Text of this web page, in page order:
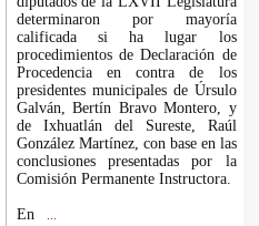
determinaron por mayoría
calificada si ha lugar los
procedimientos de Declaración de
Procedencia en contra de los
presidentes municipales de Úrsulo
Galván, Bertín Bravo Montero, y
de Ixhuatlán del Sureste, Raúl
González Martínez, con base en las
conclusiones presentadas por la
Comisión Permanente Instructora.
En